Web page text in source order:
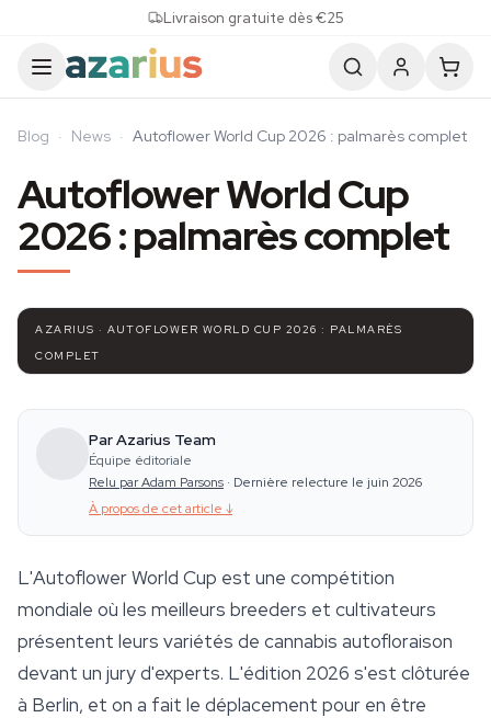
Livraison gratuite dès €25
Blog · News · Autoflower World Cup 2026 : palmarès complet
Autoflower World Cup
2026 : palmarès complet
AZARIUS · AUTOFLOWER WORLD CUP 2026 : PALMARÈS
COMPLET
Par Azarius Team
Équipe éditoriale
Relu par Adam Parsons · Dernière relecture le juin 2026
À propos de cet article ↓
L'Autoflower World Cup est une compétition
mondiale où les meilleurs breeders et cultivateurs
présentent leurs variétés de cannabis autofloraison
devant un jury d'experts. L'édition 2026 s'est clôturée
à Berlin, et on a fait le déplacement pour en être